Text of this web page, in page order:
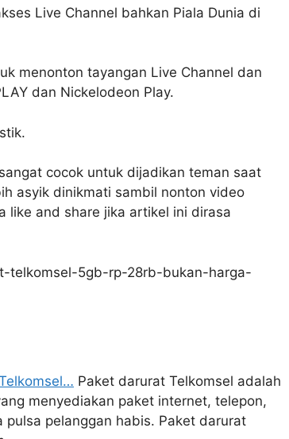
Live Channel bahkan Piala Dunia di
menonton tayangan Live Channel dan
dan Nickelodeon Play.
cocok untuk dijadikan teman saat
asyik dinikmati sambil nonton video
like and share jika artikel ini dirasa
telkomsel-5gb-rp-28rb-bukan-harga-
Paket darurat Telkomsel adalah
menyediakan paket internet, telepon,
pelanggan habis. Paket darurat